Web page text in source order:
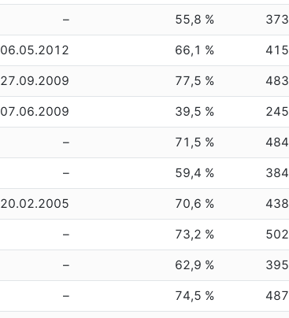
– 55,8 % 373
06.05.2012 66,1 % 415
27.09.2009 77,5 % 483
07.06.2009 39,5 % 245
– 71,5 % 484
– 59,4 % 384
20.02.2005 70,6 % 438
– 73,2 % 502
– 62,9 % 395
– 74,5 % 487